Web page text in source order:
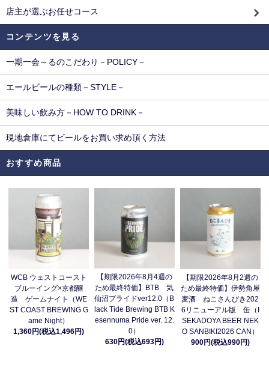
店主が選ぶお任せコース
コンテンツを見る
一期一会～るのこだわり－POLICY－
エールビールの種類－STYLE－
美味しい飲み方－HOW TO DRINK－
現地倉庫にてビールをお買い求め頂く方法
おすすめ商品
WCB ウェストコースト
ブルーイング×京都醸
造 ゲームナイト（WE
ST COAST BREWING G
ame Night）
1,360円(税込1,496円)
【期限2026年8月4週の
ため最終特価】BTB 気
仙沼プライドver12.0（B
lack Tide Brewing BTB K
esennuma Pride ver. 12.
0）
630円(税込693円)
【期限2026年8月2週の
ため最終特価】伊勢角屋
麦酒 ねこさんびき202
6リニューアル版 缶（I
SEKADOYA BEER NEK
O SANBIKI2026 CAN）
900円(税込990円)